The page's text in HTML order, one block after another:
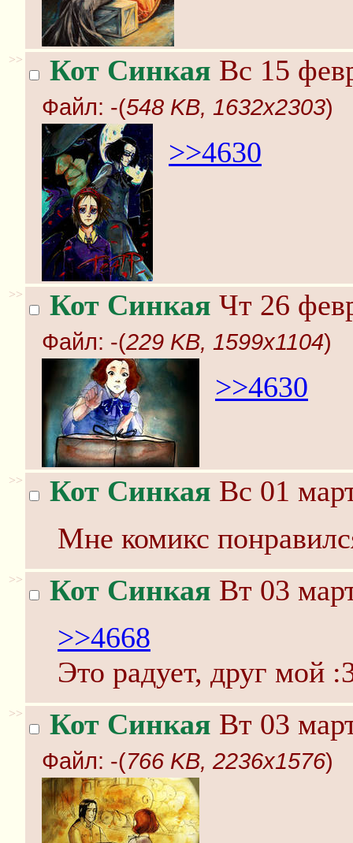
>> Кот Синкая Вс 15
Файл: -(548 KB, 1632x2303)
>>4630
>> Кот Синкая Чт 26
Файл: -(229 KB, 1599x1104)
>>4630
>> Кот Синкая Вс 01
Мне комикс
>> Кот Синкая Вт 03
>>4668
Это радует, друг мой
>> Кот Синкая Вт 03
Файл: -(766 KB, 2236x1576)